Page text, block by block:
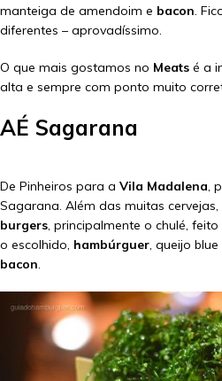
manteiga de amendoim e bacon.
diferentes – aprovadíssimo.
O que mais gostamos no Meats é a
alta e sempre com ponto muito
AÉ Sagarana
De Pinheiros para a Vila Madalena,
Sagarana. Além das muitas
burgers, principalmente o chulé,
o escolhido, hambúrguer, queijo
bacon.